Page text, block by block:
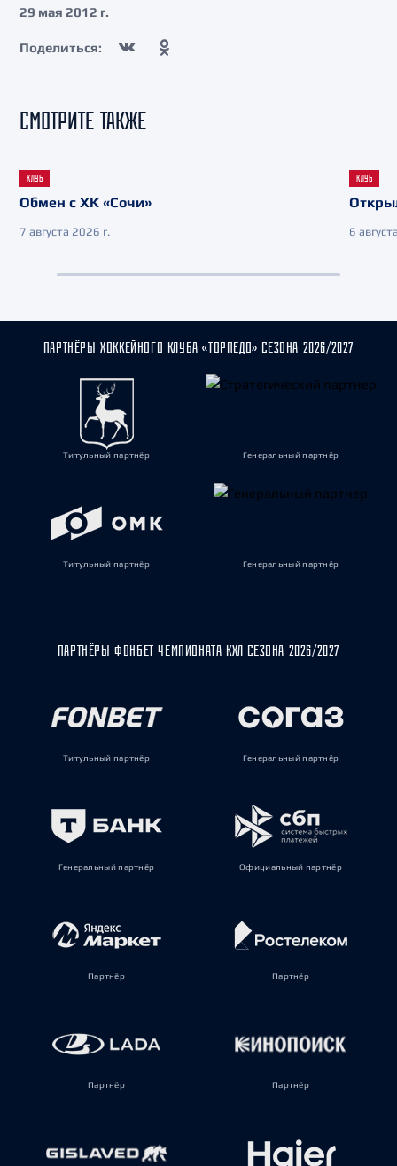
29 мая 2012 г.
Поделиться:
СМОТРИТЕ ТАКЖЕ
КЛУБ
Обмен с ХК «Сочи»
7 августа 2026 г.
КЛУБ
6
ПАРТНЁРЫ ХОККЕЙНОГО КЛУБА «ТОРПЕДО» СЕЗОНА 2026/2027
Титульный партнёр Генеральный партнёр
Титульный партнёр Генеральный партнёр
ПАРТНЁРЫ ФОНБЕТ ЧЕМПИОНАТА КХЛ СЕЗОНА 2026/2027
Титульный партнёр Генеральный партнёр
Генеральный партнёр Официальный партнёр
Партнёр Партнёр
Партнёр Партнёр